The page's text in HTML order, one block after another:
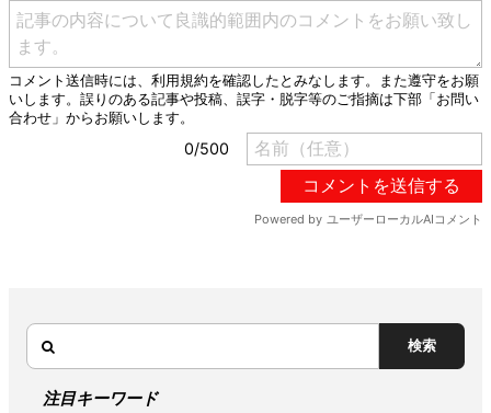
検索
注目キーワード